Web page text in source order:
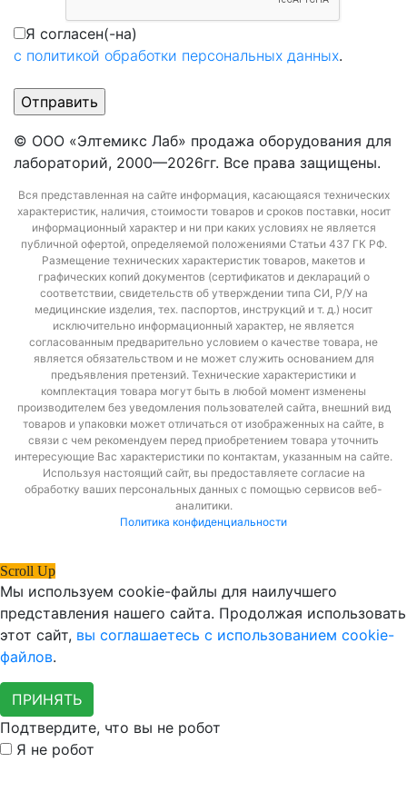
Я согласен(-на)
с политикой обработки персональных данных.
© ООО «Элтемикс Лаб» продажа оборудования для
лабораторий, 2000—2026гг. Все права защищены.
Вся представленная на сайте информация, касающаяся технических
характеристик, наличия, стоимости товаров и сроков поставки, носит
информационный характер и ни при каких условиях не является
публичной офертой, определяемой положениями Статьи 437 ГК РФ.
Размещение технических характеристик товаров, макетов и
графических копий документов (сертификатов и деклараций о
соответствии, свидетельств об утверждении типа СИ, Р/У на
медицинские изделия, тех. паспортов, инструкций и т. д.) носит
исключительно информационный характер, не является
согласованным предварительно условием о качестве товара, не
является обязательством и не может служить основанием для
предъявления претензий. Технические характеристики и
комплектация товара могут быть в любой момент изменены
производителем без уведомления пользователей сайта, внешний вид
товаров и упаковки может отличаться от изображенных на сайте, в
связи с чем рекомендуем перед приобретением товара уточнить
интересующие Вас характеристики по контактам, указанным на сайте.
Используя настоящий сайт, вы предоставляете согласие на
обработку ваших персональных данных с помощью сервисов веб-
аналитики.
Политика конфиденциальности
Scroll Up
Мы используем cookie-файлы для наилучшего
представления нашего сайта. Продолжая использовать
этот сайт, вы соглашаетесь с использованием cookie-
файлов.
ПРИНЯТЬ
Подтвердите, что вы не робот
Я не робот